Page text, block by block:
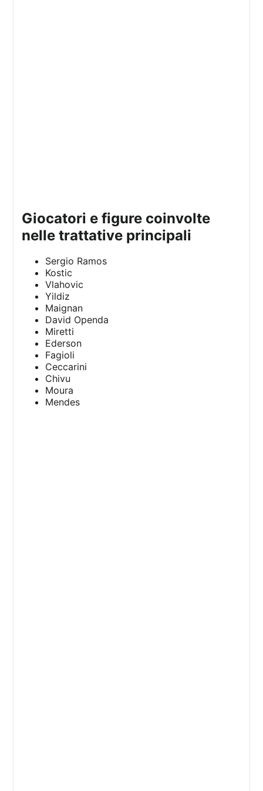
giocatori e figure coinvolte
nelle trattative principali
Sergio Ramos
Kostic
Vlahovic
Yildiz
Maignan
David Openda
Miretti
Ederson
Fagioli
Ceccarini
Chivu
Moura
Mendes